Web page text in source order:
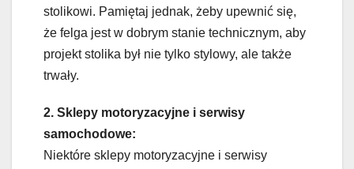
stolikowi. Pamiętaj jednak, żeby upewnić się,
że felga jest w dobrym stanie technicznym, aby
projekt stolika był nie tylko stylowy, ale także
trwały.
2. Sklepy motoryzacyjne i serwisy
samochodowe:
Niektóre sklepy motoryzacyjne i serwisy